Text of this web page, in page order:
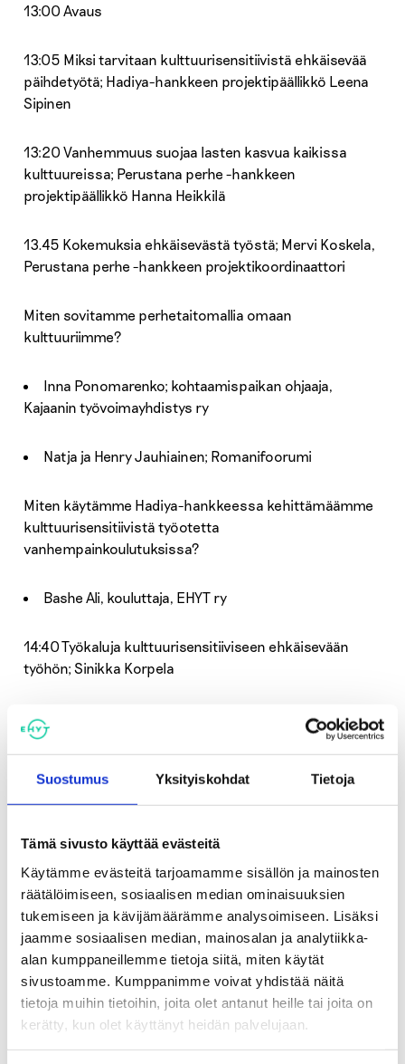
Suostumus Yksityiskohdat Tietoja
Tämä sivusto käyttää evästeitä
Käytämme evästeitä tarjoamamme sisällön ja mainosten
räätälöimiseen, sosiaalisen median ominaisuuksien
tukemiseen ja kävijämäärämme analysoimiseen. Lisäksi
jaamme sosiaalisen median, mainosalan ja analytiikka-
alan kumppaneillemme tietoja siitä, miten käytät
sivustoamme. Kumppanimme voivat yhdistää näitä
tietoja muihin tietoihin, joita olet antanut heille tai joita on
kerätty, kun olet käyttänyt heidän palvelujaan.
13:00 Avaus
13:05 Miksi tarvitaan kulttuurisensitiivistä ehkäisevää
päihdetyötä; Hadiya-hankkeen projektipäällikkö Leena
Sipinen
13:20 Vanhemmuus suojaa lasten kasvua kaikissa
kulttuureissa; Perustana perhe -hankkeen
projektipäällikkö Hanna Heikkilä
13.45 Kokemuksia ehkäisevästä työstä; Mervi Koskela,
Perustana perhe -hankkeen projektikoordinaattori
Miten sovitamme perhetaitomallia omaan
kulttuuriimme?
Inna Ponomarenko; kohtaamispaikan ohjaaja,
Kajaanin työvoimayhdistys ry
Natja ja Henry Jauhiainen; Romanifoorumi
Miten käytämme Hadiya-hankkeessa kehittämäämme
kulttuurisensitiivistä työotetta
vanhempainkoulutuksissa?
Bashe Ali, kouluttaja, EHYT ry
14:40 Työkaluja kulttuurisensitiiviseen ehkäisevään
työhön; Sinikka Korpela
14:50 Palaute ja päätössanat
kommenttipuheenvuoroja ja vuorovaikutteista
osallistumista.
päihdetyön osaaja -verkkokoulutuksen sähköistä Open
Badge -osaamismerkkiä. Lisäksi koulutukseen
osallistuneille lähetetään EHYT tukena työssä -
uutiskirje.
Ilmoittautuminen